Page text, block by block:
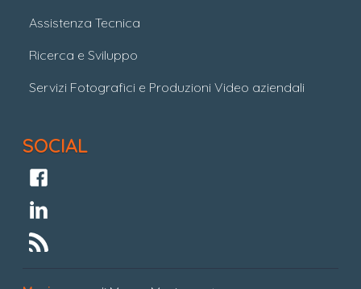
Assistenza Tecnica
Ricerca e Sviluppo
Servizi Fotografici e Produzioni Video aziendali
SOCIAL